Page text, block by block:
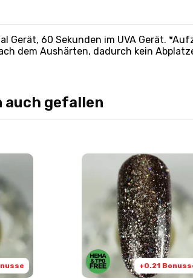
Gerät, 60 Sekunden im UVA Gerät.
dem Aushärten, dadurch kein
auch gefallen
+0.21